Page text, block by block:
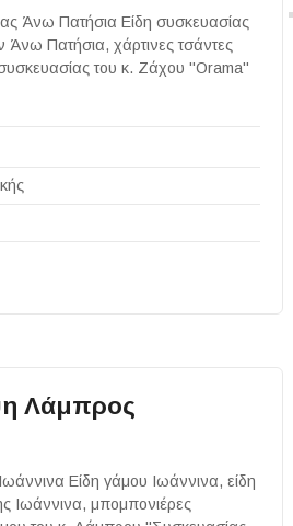
Άνω Πατήσια Είδη συσκευασίας
Πατήσια, χάρτινες τσάντες
του κ. Ζάχου "Orama"
Λάμπρος
Είδη γάμου Ιωάννινα, είδη
Ιωάννινα, μπομπονιέρες